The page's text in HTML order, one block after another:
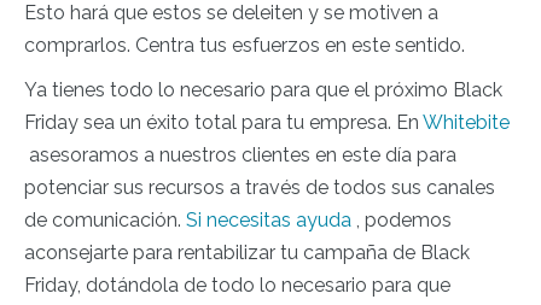
Esto hará que estos se deleiten y se motiven a
comprarlos. Centra tus esfuerzos en este sentido.
Ya tienes todo lo necesario para que el próximo Black
Friday sea un éxito total para tu empresa. En Whitebite
asesoramos a nuestros clientes en este día para
potenciar sus recursos a través de todos sus canales
de comunicación. Si necesitas ayuda , podemos
aconsejarte para rentabilizar tu campaña de Black
Friday, dotándola de todo lo necesario para que